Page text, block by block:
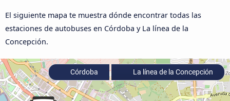
El siguiente mapa te muestra dónde encontrar todas las
estaciones de autobuses en Córdoba y La línea de la
Concepción.
Córdoba La línea de la Concepción